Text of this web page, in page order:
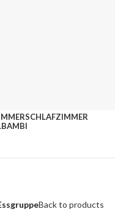
SCHLAFZIMMER
BAMBI
Back to products